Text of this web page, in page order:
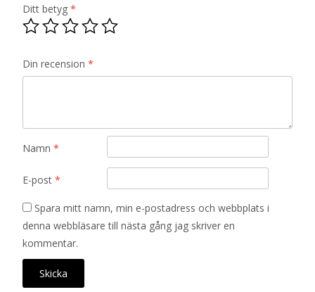
Ditt betyg *
Din recension *
Namn *
E-post *
Spara mitt namn, min e-postadress och webbplats i
denna webbläsare till nästa gång jag skriver en
kommentar.